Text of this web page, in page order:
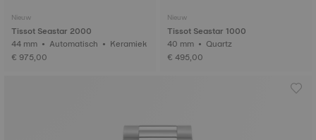
Nieuw
Tissot Seastar 2000
44 mm • Automatisch • Keramiek
€ 975,00
Nieuw
Tissot Seastar 1000
40 mm • Quartz
€ 495,00